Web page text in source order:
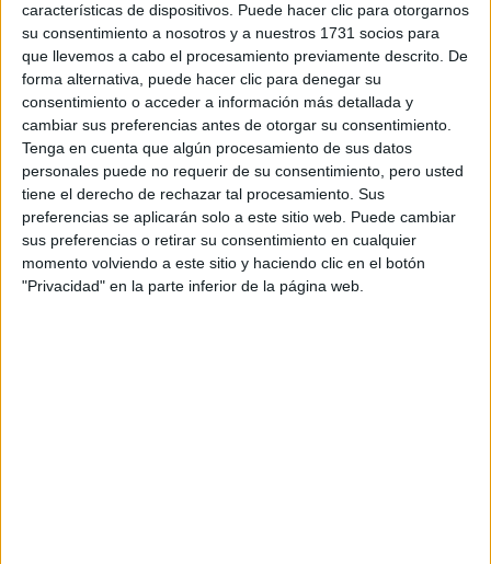
características de dispositivos. Puede hacer clic para otorgarnos
su consentimiento a nosotros y a nuestros 1731 socios para
que llevemos a cabo el procesamiento previamente descrito. De
forma alternativa, puede hacer clic para denegar su
consentimiento o acceder a información más detallada y
cambiar sus preferencias antes de otorgar su consentimiento.
Tenga en cuenta que algún procesamiento de sus datos
personales puede no requerir de su consentimiento, pero usted
tiene el derecho de rechazar tal procesamiento. Sus
preferencias se aplicarán solo a este sitio web. Puede cambiar
sus preferencias o retirar su consentimiento en cualquier
momento volviendo a este sitio y haciendo clic en el botón
"Privacidad" en la parte inferior de la página web.